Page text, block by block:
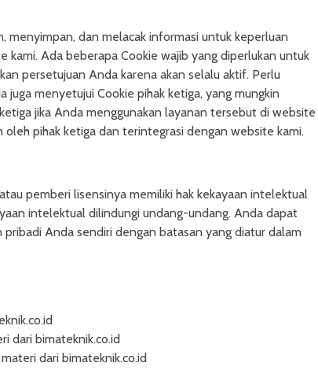
menyimpan, dan melacak informasi untuk keperluan
Ada beberapa Cookie wajib yang diperlukan untuk
persetujuan Anda karena akan selalu aktif. Perlu
menyetujui Cookie pihak ketiga, yang mungkin
jika Anda menggunakan layanan tersebut di website
pihak ketiga dan terintegrasi dengan website kami.
pemberi lisensinya memiliki hak kekayaan intelektual
intelektual dilindungi undang-undang. Anda dapat
Anda sendiri dengan batasan yang diatur dalam
dari bimateknik.co.id
dari bimateknik.co.id